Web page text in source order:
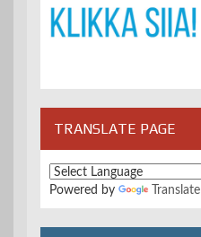
TRANSLATE PAGE
Powered by Translate